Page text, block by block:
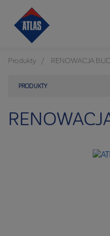
Produkty RENOWACJA
PRODUKTY